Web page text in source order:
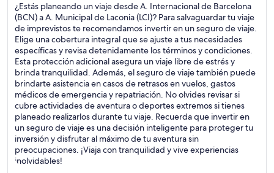
¿Estás planeando un viaje desde A. Internacional de Barcelona
(BCN) a A. Municipal de Laconia (LCI)? Para salvaguardar tu viaje
de imprevistos te recomendamos invertir en un seguro de viaje.
Elige una cobertura integral que se ajuste a tus necesidades
específicas y revisa detenidamente los términos y condiciones.
Esta protección adicional asegura un viaje libre de estrés y
brinda tranquilidad. Además, el seguro de viaje también puede
brindarte asistencia en casos de retrasos en vuelos, gastos
médicos de emergencia y repatriación. No olvides revisar si
cubre actividades de aventura o deportes extremos si tienes
planeado realizarlos durante tu viaje. Recuerda que invertir en
un seguro de viaje es una decisión inteligente para proteger tu
inversión y disfrutar al máximo de tu aventura sin
preocupaciones. ¡Viaja con tranquilidad y vive experiencias
inolvidables!